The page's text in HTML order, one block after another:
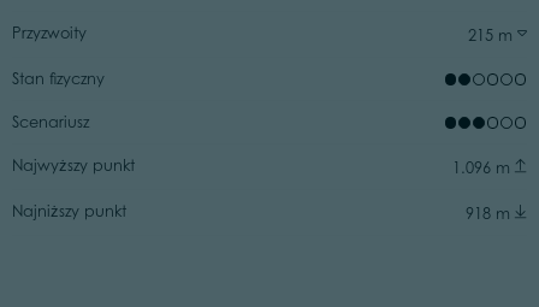
Przyzwoity 215 m
Stan fizyczny
Scenariusz
Najwyższy punkt 1.096 m
Najniższy punkt 918 m